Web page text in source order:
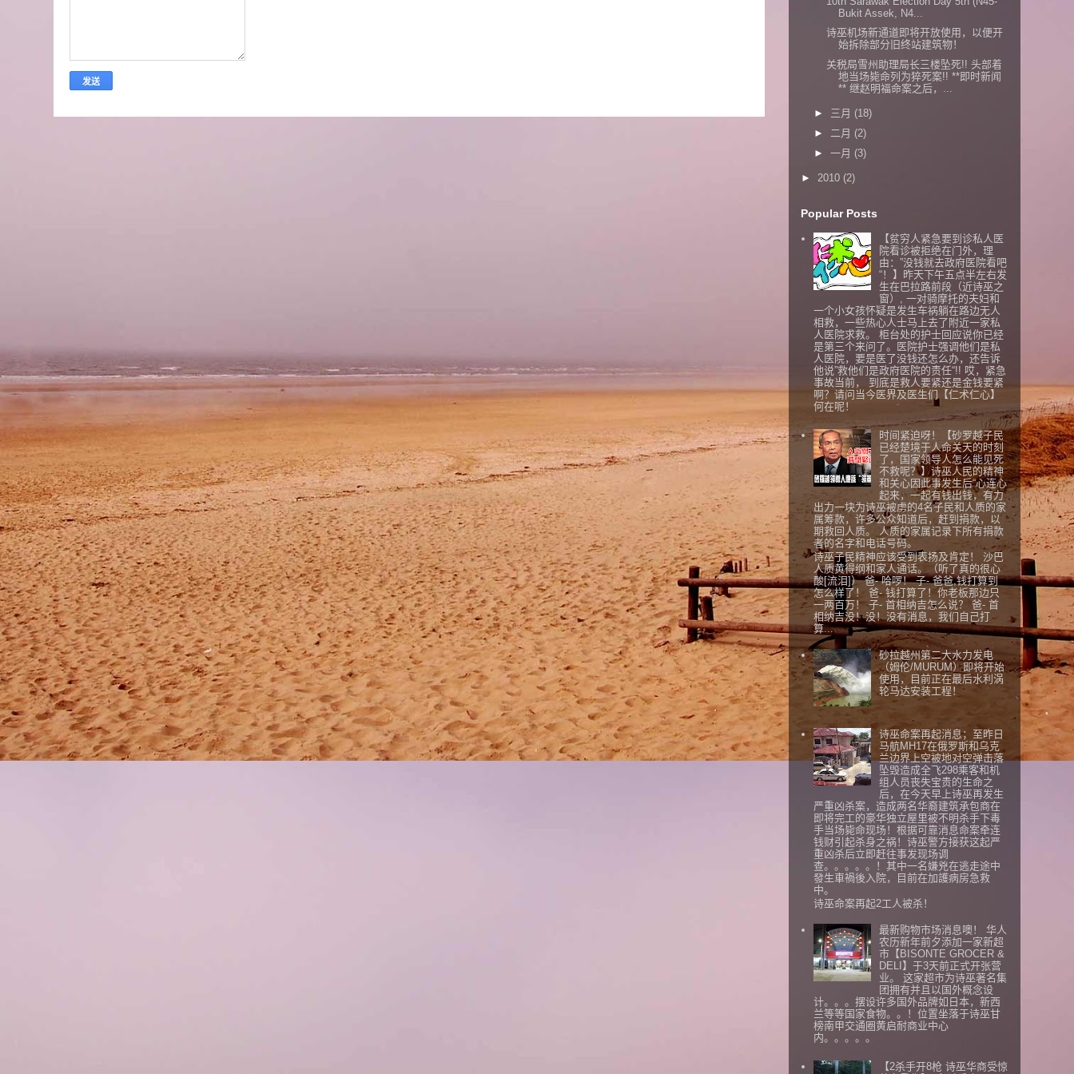
Bukit Assek, N4...
诗巫机场新通道即将开放使用，以便开
始拆除部分旧终站建筑物！
关税局雪州助理局长三楼坠死!! 头部着
地当场毙命列为猝死案!! **即时新闻
** 继赵明福命案之后，...
► 三月 (18)
► 二月 (2)
► 一月 (3)
► 2010 (2)
Popular Posts
【贫穷人紧急要到诊私人医
院看诊被拒绝在门外，理
由：”没钱就去政府医院看吧
“！】昨天下午五点半左右发
生在巴拉路前段（近诗巫之
窗）, 一对骑摩托的夫妇和
一个小女孩怀疑是发生车祸躺在路边无人
相救，一些热心人士马上去了附近一家私
人医院求救。 柜台处的护士回应说你已经
是第三个来问了。医院护士强调他们是私
人医院，要是医了没钱还怎么办，还告诉
他说”救他们是政府医院的责任“!! 哎，紧急
事故当前， 到底是救人要紧还是金钱要紧
啊？请问当今医界及医生们【仁术仁心】
何在呢！
时间紧迫呀！【砂罗越子民
已经楚境于人命关天的时刻
了，国家领导人怎么能见死
不救呢？】诗巫人民的精神
和关心因此事发生后“心连心
起来，一起有钱出钱，有力
出力一块为诗巫被虏的4名子民和人质的家
属筹款，许多公众知道后，赶到捐款，以
期救回人质。 人质的家属记录下所有捐款
者的名字和电话号码。
诗巫子民精神应该受到表扬及肯定！ 沙巴
人质黄得纲和家人通话。（听了真的很心
酸[流泪]） 爸- 哈啰！ 子- 爸爸,钱打算到
怎么样了！ 爸- 钱打算了！你老板那边只
一两百万！ 子- 首相纳吉怎么说？ 爸- 首
相纳吉没！没！没有消息，我们自己打
算...
砂拉越州第二大水力发电
（姆伦/MURUM）即将开始
使用，目前正在最后水利涡
轮马达安装工程！
诗巫命案再起消息；至昨日
马航MH17在俄罗斯和乌克
兰边界上空被地对空弹击落
坠毁造成全飞298乘客和机
组人员丧失宝贵的生命之
后，在今天早上诗巫再发生
严重凶杀案，造成两名华裔建筑承包商在
即将完工的豪华独立屋里被不明杀手下毒
手当场毙命现场！根据可靠消息命案牵连
钱财引起杀身之祸！诗巫警方接获这起严
重凶杀后立即赶往事发现场调
查。。。。。！其中一名嫌兇在逃走途中
發生車禍後入院，目前在加護病房急救
中。
诗巫命案再起2工人被杀！
最新购物市场消息噢！ 华人
农历新年前夕添加一家新超
市【BISONTE GROCER &
DELI】于3天前正式开张营
业。 这家超市为诗巫著名集
团拥有并且以国外概念设
计。。。摆设许多国外品牌如日本，新西
兰等等国家食物。。！位置坐落于诗巫甘
榜南甲交通圈黄启耐商业中心
内。。。。。
【2杀手开8枪 诗巫华商受惊